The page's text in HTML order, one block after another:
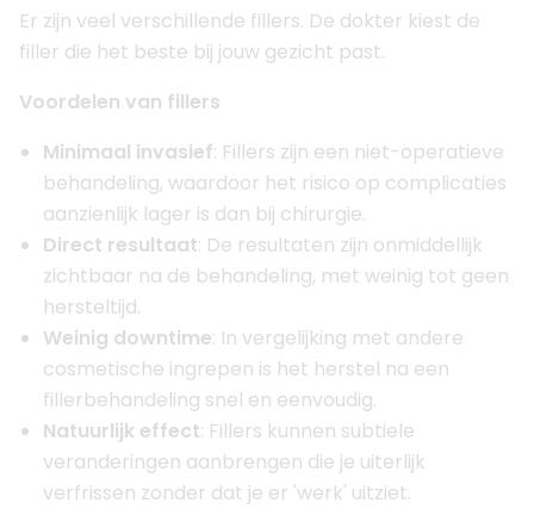
Er zijn veel verschillende fillers. De dokter kiest de
filler die het beste bij jouw gezicht past.
Voordelen van fillers
Minimaal invasief: Fillers zijn een niet-operatieve
behandeling, waardoor het risico op complicaties
aanzienlijk lager is dan bij chirurgie.
Direct resultaat: De resultaten zijn onmiddellijk
zichtbaar na de behandeling, met weinig tot geen
hersteltijd.
Weinig downtime: In vergelijking met andere
cosmetische ingrepen is het herstel na een
fillerbehandeling snel en eenvoudig.
Natuurlijk effect: Fillers kunnen subtiele
veranderingen aanbrengen die je uiterlijk
verfrissen zonder dat je er 'werk' uitziet.